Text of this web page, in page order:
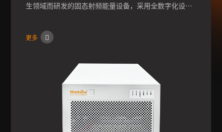
生领域而研发的固态射频能量设备，采用全数字化设
需求。
更多